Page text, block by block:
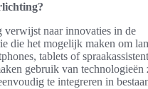
verwijst naar innovaties in de
die het mogelijk maken om
tablets of
gebruik van
te integreren in